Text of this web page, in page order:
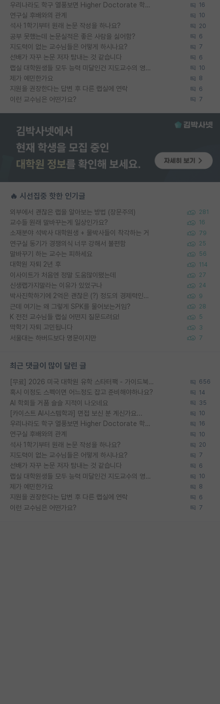
우리나라도 학구 열풍보면 Higher Doctorate 학위가 필요하다고 봅니다. 16
연구실 후배와의 관계 10
석사 1학기부터 원래 논문 작성을 하나요? 20
공부 못했는데 논문실적은 좋은 사람을 싫어함? 6
지도력이 없는 교수님들은 어떻게 하시나요? 7
선배가 자꾸 논문 저자 탐내는 것 같습니다 6
랩실 대학원생들 모두 능력 미달인건 지도교수의 영향 아닌가? 10
제가 예민한가요 8
지원을 권장한다는 답변 후 다른 랩실에 연락 6
이런 교수님은 어떤가요? 7
🔥 시선집중 핫한 인기글
외부에서 괜찮은 랩을 알아보는 방법 (장문주의) 281
교수들 원래 말바꾸는게 일상인가요? 16
소재분야 석박사 대학원생 + 물박사들이 착각하는 거 79
연구실 동기가 경쟁의식 너무 강해서 불편함 25
말바꾸기 하는 교수는 피하세요 56
대학원 자퇴 2년 후 114
이사이트가 처음엔 정말 도움많이됐는데 27
신생랩가지말라는 이유가 있었구나 24
박사진학하기에 2억은 괜찮은 (?) 정도의 경제력인가요 9
근데 여기는 왜 그렇게 SPK를 물어보는거임? 28
K 전전 교수님들 랩실 어떤지 질문드려요! 5
막학기 자퇴 고민됩니다 3
서울대는 하버드보다 명문이지만 7
최근 댓글이 많이 달린 글
[무료] 2026 미국 대학원 유학 스타터팩 - 가이드북 & 합격자 컨택메일 템플릿 656
혹시 이정도 스펙이면 어느정도 잡고 준비해야하나요? 14
AI 학회들 거품 슬슬 지적이 나오네요 35
[카이스트 AI시스템학과] 면접 보신 분 계신가요... 10
우리나라도 학구 열풍보면 Higher Doctorate 학위가 필요하다고 봅니다. 16
연구실 후배와의 관계 10
석사 1학기부터 원래 논문 작성을 하나요? 20
지도력이 없는 교수님들은 어떻게 하시나요? 7
선배가 자꾸 논문 저자 탐내는 것 같습니다 6
랩실 대학원생들 모두 능력 미달인건 지도교수의 영향 아닌가? 10
제가 예민한가요 8
지원을 권장한다는 답변 후 다른 랩실에 연락 6
이런 교수님은 어떤가요? 7